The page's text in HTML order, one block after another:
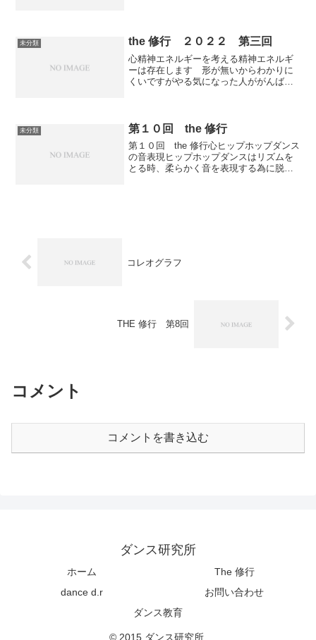
けそれを克服するこ...
未分類 the 修行 ２０２２ 第三回
心精神エネルギーを考える精神エネルギ
ーは存在します 形が無いからわかりに
くいですがやる気になった人ががんばれ
目標をもってがんばってる...
未分類 第１０回 the 修行
第１０回 the 修行心ヒップホップダンス
の音表現ヒップホップダンスはリズムを
とる時、柔らかく音を表現する為に脱力
コレオグラフ
THE 修行 第8回
コメント
コメントを書き込む
ダンス研究所
ホーム
The 修行
dance d.r
お問い合わせ
ダンス教育
© 2015 ダンス研究所.